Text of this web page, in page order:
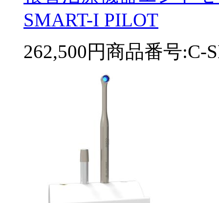
SMART-I PILOT
262,500円商品番号:C-